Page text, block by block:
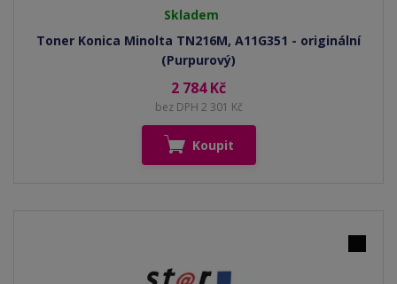
Skladem
Toner Konica Minolta TN216M, A11G351 - originální
(Purpurový)
2 784 Kč
bez DPH 2 301 Kč
Koupit